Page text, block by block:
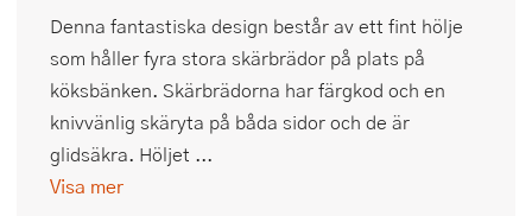
Denna fantastiska design består av ett fint hölje
som håller fyra stora skärbrädor på plats på
köksbänken. Skärbrädorna har färgkod och en
knivvänlig skäryta på båda sidor och de är
glidsäkra. Höljet ...
Visa mer